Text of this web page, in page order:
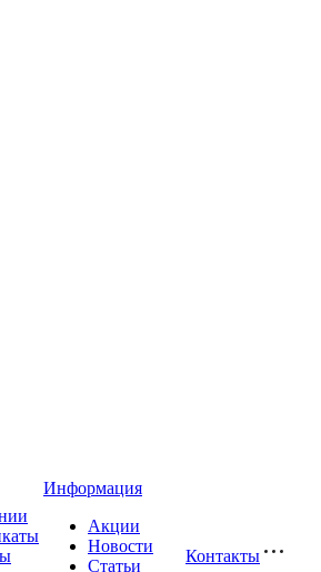
Информация
Акции
Новости
Статьи
Контакты